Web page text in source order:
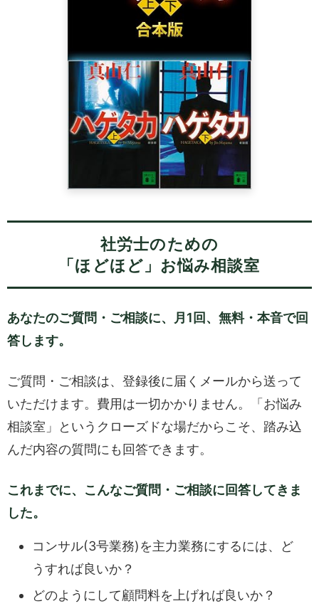
社労士のための
「ほどほど」お悩み相談室
あなたのご質問・ご相談に、月1回、無料・本音で回
答します。
ご質問・ご相談は、登録後に届くメールから送って
いただけます。費用は一切かかりません。「お悩み
相談室」というクローズドな場だからこそ、踏み込
んだ内容の質問にも回答できます。
これまでに、こんなご質問・ご相談に回答してきま
した。
コンサル(3号業務)を主力業務にするには、ど
うすれば良いか？
どのようにして顧問料を上げれば良いか？